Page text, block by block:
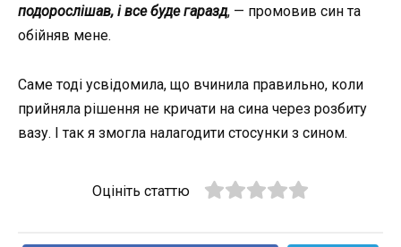
подорослішав, і все буде гаразд, — промовив син та
обійняв мене.
Саме тоді усвідомила, що вчинила правильно, коли
прийняла рішення не кричати на сина через розбиту
вазу. І так я змогла налагодити стосунки з сином.
Оцініть статтю